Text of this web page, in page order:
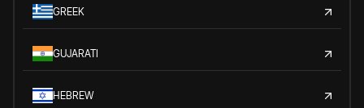
GREEK
GUJARATI
HEBREW